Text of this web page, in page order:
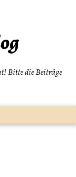
Bitte die Beiträge